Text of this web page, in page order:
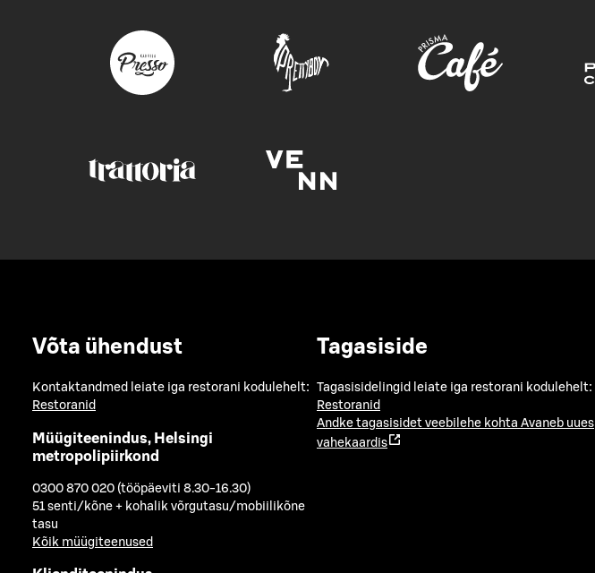
Võta ühendust
Kontaktandmed leiate iga restorani kodulehelt:
Restoranid
Müügiteenindus, Helsingi
metropolipiirkond
0300 870 020 (tööpäeviti 8.30-16.30)
51 senti/kõne + kohalik võrgutasu/mobiilikõne
tasu
Kõik müügiteenused
Tagasiside
Tagasisidelingid leiate iga restorani kodulehelt:
Restoranid
Andke tagasisidet veebilehe kohta Avaneb uues
vahekaardis